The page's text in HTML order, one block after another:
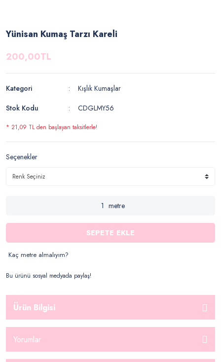
Yünisan Kumaş Tarzı Kareli
200,00TL
Kategori
Kışlık Kumaşlar
Stok Kodu
CDGLMY56
* 21,09 TL den başlayan taksitlerle!
Seçenekler
metre
SEPETE EKLE
Kaç metre almalıyım?
Bu ürünü sosyal medyada paylaş!
Ürün Bilgisi
Yorumlar